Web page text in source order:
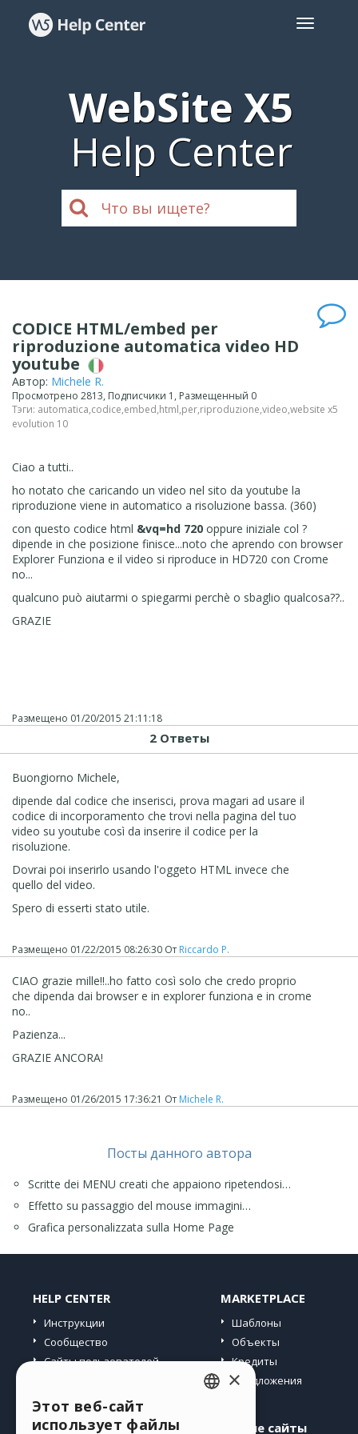
WebSite X5
Help Center
CODICE HTML/embed per
riproduzione automatica video HD
youtube
Автор: Michele R.
Просмотрено 2813, Подписчики 1, Размещенный 0
Тэги: automatica,codice,embed,html,per,riproduzione,video,website x5
evolution 10
Ciao a tutti..
ho notato che caricando un video nel sito da youtube la
riproduzione viene in automatico a risoluzione bassa. (360)
con questo codice html &vq=hd 720 oppure iniziale col ?
dipende in che posizione finisce...noto che aprendo con browser
Explorer Funziona e il video si riproduce in HD720 con Crome
no...
qualcuno può aiutarmi o spiegarmi perchè o sbaglio qualcosa??..
GRAZIE
Размещено 01/20/2015 21:11:18
2 Ответы
Buongiorno Michele,
dipende dal codice che inserisci, prova magari ad usare il
codice di incorporamento che trovi nella pagina del tuo
video su youtube così da inserire il codice per la
risoluzione.
Dovrai poi inserirlo usando l'oggeto HTML invece che
quello del video.
Spero di esserti stato utile.
Размещено 01/22/2015 08:26:30 От Riccardo P.
CIAO grazie mille!!..ho fatto così solo che credo proprio
che dipenda dai browser e in explorer funziona e in crome
no..
Pazienza...
GRAZIE ANCORA!
Размещено 01/26/2015 17:36:21 От Michele R.
Посты данного автора
Scritte dei MENU creati che appaiono ripetendosi…
Effetto su passaggio del mouse immagini…
Grafica personalizzata sulla Home Page
HELP CENTER
Инструкции
Сообщество
Сайты пользователей
MARKETPLACE
Шаблоны
Объекты
Кредиты
Предложения
Профиль Другие сайты
×
Этот веб-сайт
использует файлы